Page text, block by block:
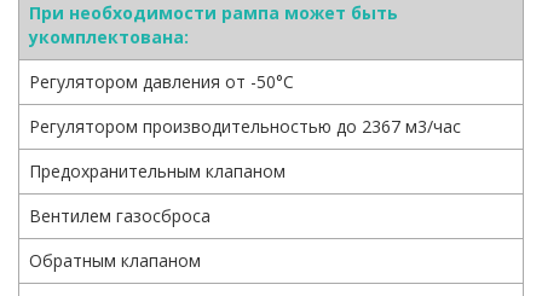
При необходимости рампа может быть
укомплектована:
Регулятором давления от -50°С
Регулятором производительностью до 2367 м3/час
Предохранительным клапаном
Вентилем газосброса
Обратным клапаном